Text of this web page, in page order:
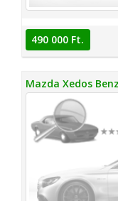
490 000 Ft.
Mazda Xedos